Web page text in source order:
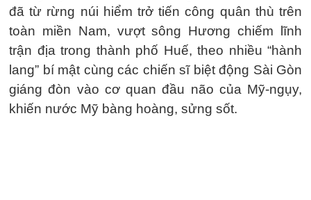
đã từ rừng núi hiểm trở tiến công quân thù trên
toàn miền Nam, vượt sông Hương chiếm lĩnh
trận địa trong thành phố Huế, theo nhiều “hành
lang” bí mật cùng các chiến sĩ biệt động Sài Gòn
giáng đòn vào cơ quan đầu não của Mỹ-ngụy,
khiến nước Mỹ bàng hoàng, sửng sốt.